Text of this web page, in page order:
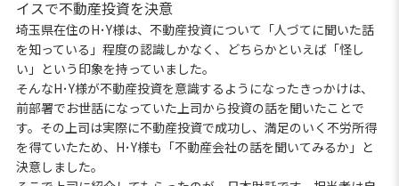
イスで不動産投資を決意
埼玉県在住のH･Y様は、不動産投資について「人づてに聞いた話
を知っている」程度の認識しかなく、どちらかといえば「怪し
い」という印象を持っていました。
そんなH･Y様が不動産投資を意識するようになったきっかけは、
前部署でお世話になっていた上司から投資の話を聞いたことで
す。その上司は実際に不動産投資で成功し、満足のいく不労所得
を得ていたため、H･Y様も「不動産会社の話を聞いてみるか」と
決意しました。